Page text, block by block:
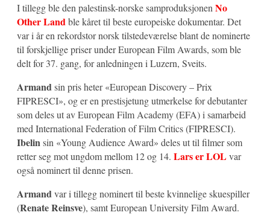
I tillegg ble den palestinsk-norske samproduksjonenNo
Other Landble kåret til beste europeiske dokumentar. Det
var i år en rekordstor norsk tilstedeværelse blant de nominerte
til forskjellige priser under European Film Awards, som ble
delt for 37. gang, for anledningen i Luzern, Sveits.
Armandsin pris heter «European Discovery – Prix
FIPRESCI», og er en prestisjetung utmerkelse for debutanter
som deles ut av European Film Academy (EFA) i samarbeid
med International Federation of Film Critics (FIPRESCI).
Ibelinsin «Young Audience Award» deles ut til filmer som
retter seg mot ungdom mellom 12 og 14. Lars er LOLvar
også nominert til denne prisen.
Armandvar i tillegg nominert til beste kvinnelige skuespiller
(Renate Reinsve), samt European University Film Award.